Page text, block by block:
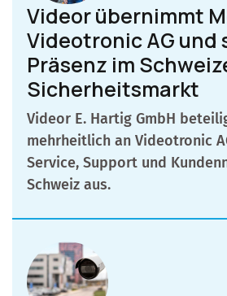
Videor übernimmt
Videotronic AG und
Präsenz im
Sicherheitsmarkt
Videor E. Hartig GmbH
mehrheitlich an Videotronic
Service, Support und
Schweiz aus.